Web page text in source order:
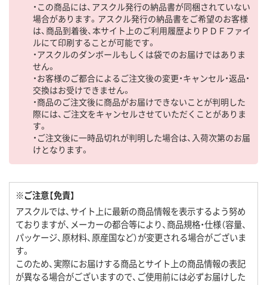
・この商品には、アスクル発行の納品書が同梱されていない
場合があります。アスクル発行の納品書をご希望のお客様
は、商品到着後、本サイト上のご利用履歴よりＰＤＦファイ
ルにて印刷することが可能です。
・アスクルのダンボールもしくは袋でのお届けではありま
せん。
・お客様のご都合によるご注文後の変更・キャンセル・返品・
交換はお受けできません。
・商品のご注文後に商品がお届けできないことが判明した
際には、ご注文をキャンセルさせていただくことがありま
す。
・ご注文後に一時品切れが判明した場合は、入荷次第のお届
けとなります。
※ご注意【免責】
アスクルでは、サイト上に最新の商品情報を表示するよう努め
ておりますが、メーカーの都合等により、商品規格・仕様（容量、
パッケージ、原材料、原産国など）が変更される場合がございま
す。
このため、実際にお届けする商品とサイト上の商品情報の表記
が異なる場合がございますので、ご使用前には必ずお届けした